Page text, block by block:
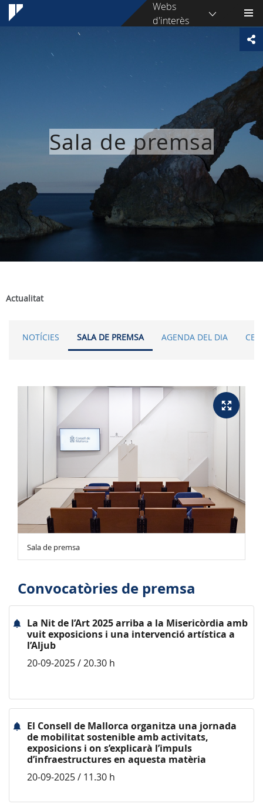
Webs
d'interès
Sala de premsa
Actualitat
NOTÍCIES SALA DE PREMSA AGENDA DEL DIA
Sala de premsa
Convocatòries de premsa
La Nit de l’Art 2025 arriba a la Misericòrdia amb
vuit exposicions i una intervenció artística a
l’Aljub
20-09-2025 / 20.30 h
El Consell de Mallorca organitza una jornada
de mobilitat sostenible amb activitats,
exposicions i on s’explicarà l’impuls
d’infraestructures en aquesta matèria
20-09-2025 / 11.30 h